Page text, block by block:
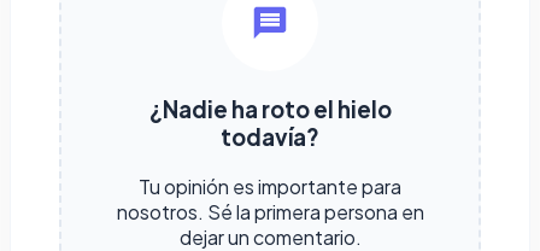
¿Nadie ha roto el hielo
todavía?
Tu opinión es importante para
nosotros. Sé la primera persona en
dejar un comentario.